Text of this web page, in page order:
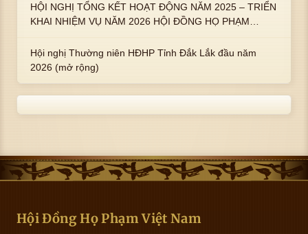
HỘI NGHỊ TỔNG KẾT HOẠT ĐỘNG NĂM 2025 – TRIỂN
KHAI NHIỆM VỤ NĂM 2026 HỘI ĐỒNG HỌ PHẠM
Hội nghị Thường niên HĐHP Tỉnh Đắk Lắk đầu năm
2026 (mở rộng)
Hội Đồng Họ Phạm Việt Nam